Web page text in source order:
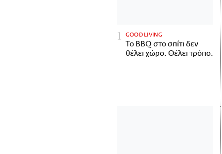
GOOD LIVING
Το BBQ στο σπίτι δεν
θέλει χώρο. Θέλει τρόπο.